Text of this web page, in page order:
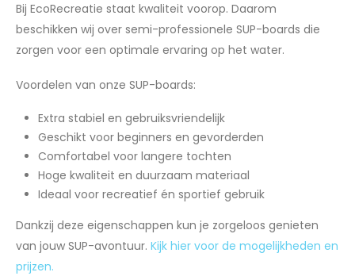
Bij EcoRecreatie staat kwaliteit voorop. Daarom
beschikken wij over semi-professionele SUP-boards die
zorgen voor een optimale ervaring op het water.
Voordelen van onze SUP-boards:
Extra stabiel en gebruiksvriendelijk
Geschikt voor beginners en gevorderden
Comfortabel voor langere tochten
Hoge kwaliteit en duurzaam materiaal
Ideaal voor recreatief én sportief gebruik
Dankzij deze eigenschappen kun je zorgeloos genieten
van jouw SUP-avontuur. Kijk hier voor de mogelijkheden en
prijzen.